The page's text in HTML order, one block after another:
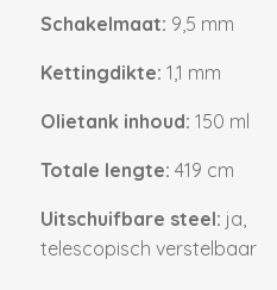
Schakelmaat: 9,5 mm
Kettingdikte: 1,1 mm
Olietank inhoud: 150 ml
Totale lengte: 419 cm
Uitschuifbare steel: ja,
telescopisch verstelbaar